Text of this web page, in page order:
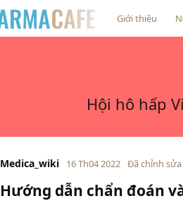
Giới thiệu
Hội hô hấp
Medica_wiki 16 Th04 2022 Đã chỉnh sửa
Hướng dẫn chẩn đoán